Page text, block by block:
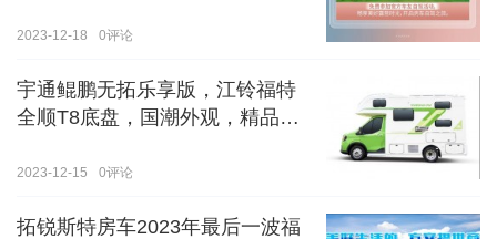
2023-12-18 0评论
宇通鲲鹏无拓乐享版，江铃福特
全顺T8底盘，国潮外观，精品内
2023-12-15 0评论
拓锐斯特房车2023年最后一波福